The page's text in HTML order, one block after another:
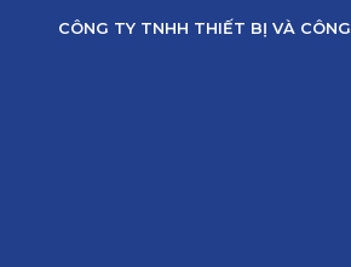
CÔNG TY TNHH THIẾT BỊ VÀ